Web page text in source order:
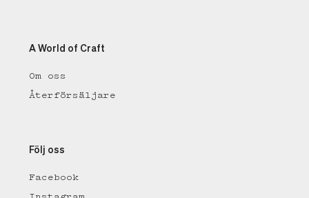
A World of Craft
Om oss
Återförsäljare
Följ oss
Facebook